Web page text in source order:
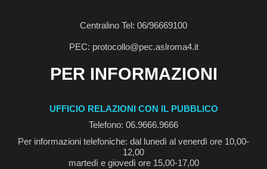
Centralino Tel: 06/96669100
PEC: protocollo@pec.aslroma4.it
PER INFORMAZIONI
UFFICIO RELAZIONI CON IL PUBBLICO
Telefono: 06.9666.9666
Per informazioni telefoniche: dal lunedì al venerdì ore 10,00-
12,00
martedì e giovedì ore 15,00-17,00